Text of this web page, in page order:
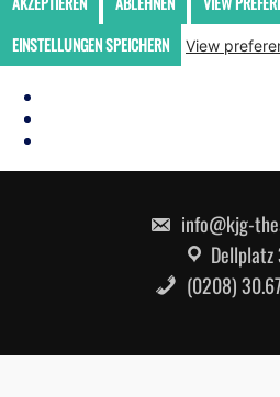
EINSTELLUNGEN SPEICHERN
View
info@kjg-
Dellplatz
(0208)